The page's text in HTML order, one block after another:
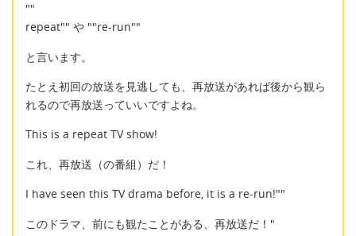
""
repeat"" や ""re-run""
と言います。
たとえ初回の放送を見逃しても、再放送があれば後から観ら
れるので再放送っていいですよね。
This is a repeat TV show!
これ、再放送（の番組）だ！
I have seen this TV drama before, it is a re-run!""
このドラマ、前にも観たことがある、再放送だ！"